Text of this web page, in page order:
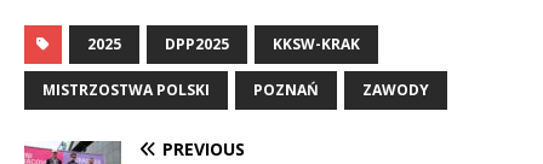
2025 DPP2025 KKSW-KRAK
MISTRZOSTWA POLSKI POZNAŃ ZAWODY
PREVIOUS